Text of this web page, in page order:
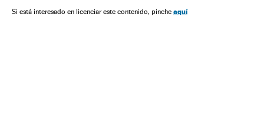
Si está interesado en licenciar este contenido, pinche aquí